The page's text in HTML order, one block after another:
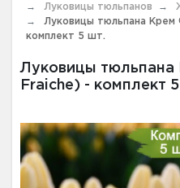
Луковицы тюльпанов
Луковицы тюльпана
комплект 5 шт.
Луковицы
Fraiche) - комплект